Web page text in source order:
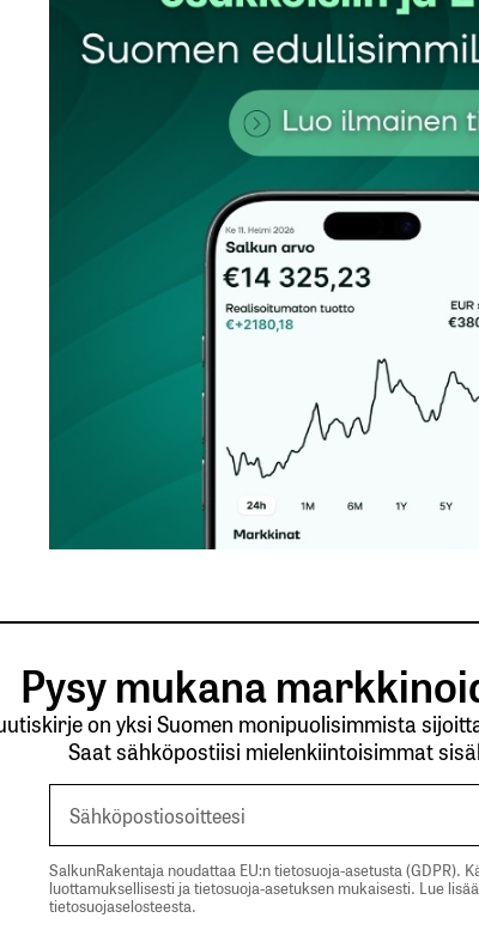
SalkunRakentajan uutiskirje
Pysy mukana
on yksi Suomen monipuolisimmista
Saat sähköpostiisi mielenkiintoisimmat
SalkunRakentaja noudattaa EU:n tietosuoja-asetusta (GDPR).
luottamuksellisesti ja tietosuoja-asetuksen mukaisesti. Lue lisää
tietosuojaselosteesta.